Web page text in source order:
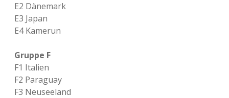
E2 Dänemark
E3 Japan
E4 Kamerun
Gruppe F
F1 Italien
F2 Paraguay
F3 Neuseeland